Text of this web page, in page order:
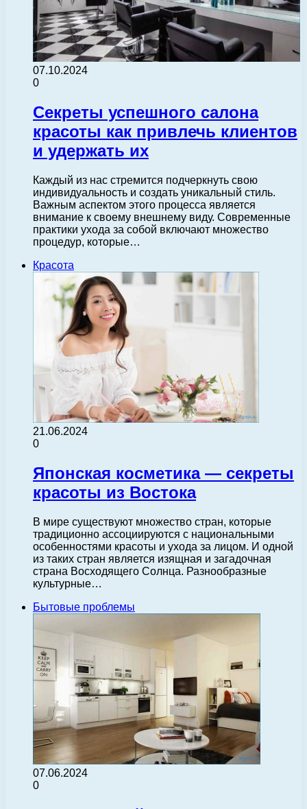
07.10.2024
0
Секреты успешного салона
красоты как привлечь клиентов
и удержать их
Каждый из нас стремится подчеркнуть свою
индивидуальность и создать уникальный стиль.
Важным аспектом этого процесса является
внимание к своему внешнему виду. Современные
практики ухода за собой включают множество
процедур, которые…
Красота
21.06.2024
0
Японская косметика — секреты
красоты из Востока
В мире существуют множество стран, которые
традиционно ассоциируются с национальными
особенностями красоты и ухода за лицом. И одной
из таких стран является изящная и загадочная
страна Восходящего Солнца. Разнообразные
культурные…
Бытовые проблемы
07.06.2024
0